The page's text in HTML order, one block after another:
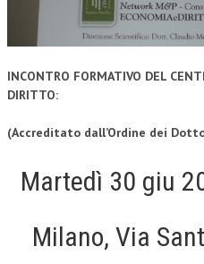
INCONTRO FORMATIVO DEL
DIRITTO:
(Accreditato dall’Ordine dei
Martedì 30 giu
Milano, Via